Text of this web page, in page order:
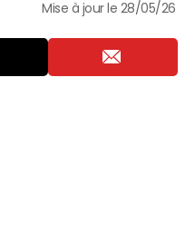
Mise à jour le 28/05/26